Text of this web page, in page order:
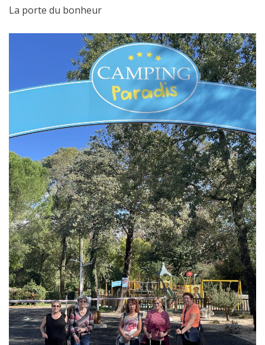
La porte du bonheur